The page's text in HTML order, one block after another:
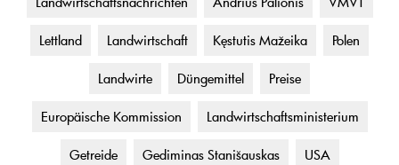
Lettland Landwirtschaft Kęstutis Mažeika Polen
Landwirte Düngemittel Preise
Europäische Kommission Landwirtschaftsministerium
Getreide Gediminas Stanišauskas USA